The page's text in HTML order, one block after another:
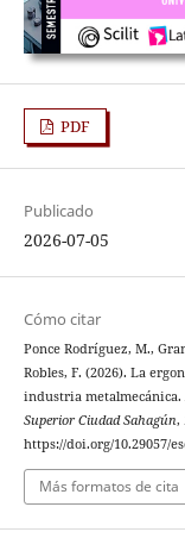
PDF
Publicado
2026-07-05
Cómo citar
Ponce Rodríguez, M.,
Robles, F. (2026). La
industria metalmecánica.
Superior Ciudad Sahagún,
https://doi.org/10.29057/
Más formatos de cita